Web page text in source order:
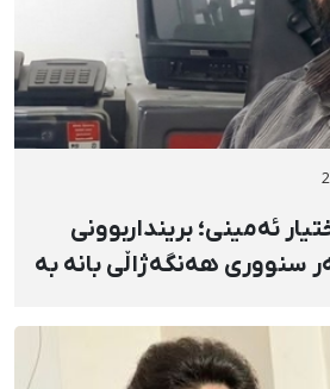
ئەمینی؛ برینداربوونی
سنووری هەنگەژاڵی بانه بە